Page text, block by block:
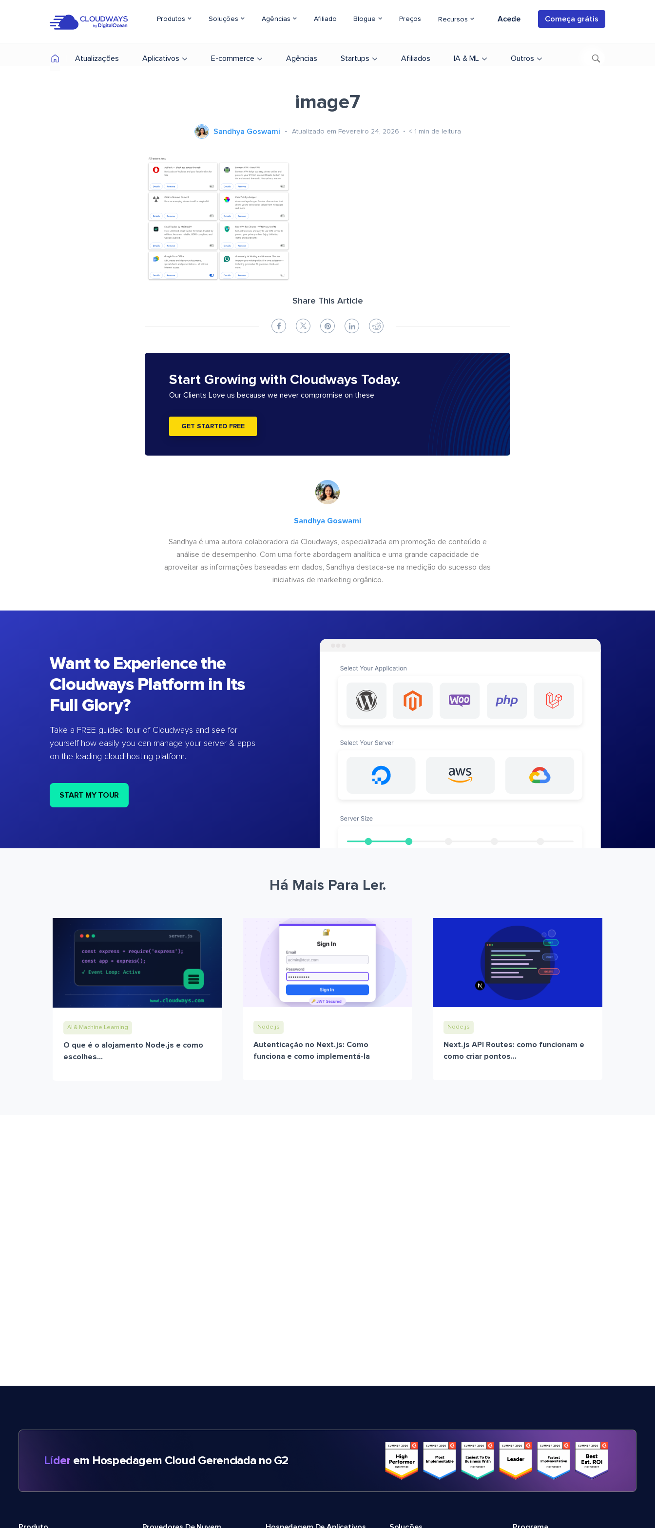
Produtos Soluções Agências Afiliado Blogue Preços Recursos Acede Começa grátis
Atualizações Aplicativos E-commerce Agências Startups Afiliados IA & ML Outros
image7
Sandhya Goswami Atualizado em Fevereiro 24, 2026 < 1 min de leitura
Share This Article
Start Growing with Cloudways Today.
Our Clients Love us because we never compromise on these
GET STARTED FREE
Sandhya Goswami
Sandhya é uma autora colaboradora da Cloudways, especializada em promoção de conteúdo e
análise de desempenho. Com uma forte abordagem analítica e uma grande capacidade de
aproveitar as informações baseadas em dados, Sandhya destaca-se na medição do sucesso das
iniciativas de marketing orgânico.
Want to Experience the
Cloudways Platform in Its
Full Glory?
Take a FREE guided tour of Cloudways and see for
yourself how easily you can manage your server & apps
on the leading cloud-hosting platform.
START MY TOUR
Há Mais Para Ler.
AI & Machine Learning
O que é o alojamento Node.js e como
escolhes...
Node.js
Autenticação no Next.js: Como
funciona e como implementá-la
Node.js
Next.js API Routes: como funcionam e
como criar pontos...
Líder em Hospedagem Cloud Gerenciada no G2